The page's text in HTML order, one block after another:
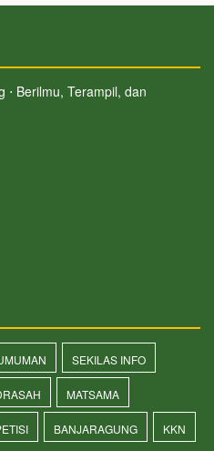
⋅ Berilmu, Terampil, dan
SEKILAS INFO
MATSAMA
BANJARAGUNG KKN